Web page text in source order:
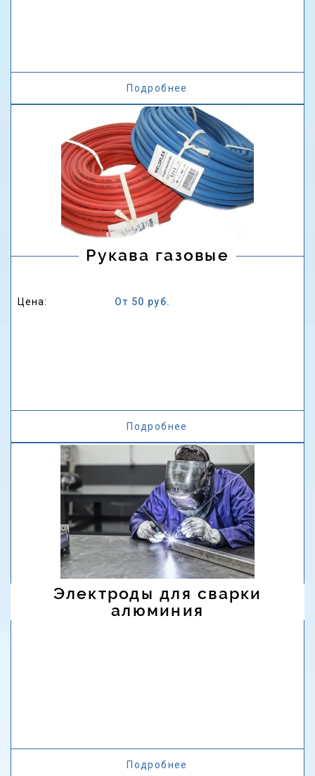
Подробнее
Рукава газовые
Цена: От 50 руб.
Подробнее
Электроды для сварки
алюминия
Подробнее